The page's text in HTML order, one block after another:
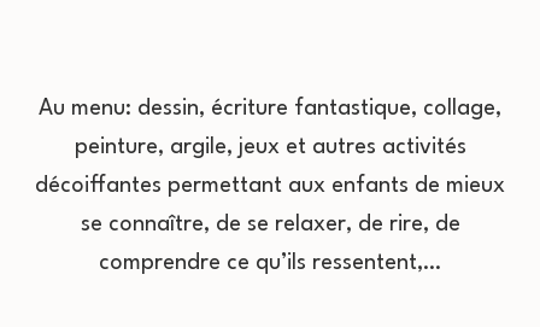
Au menu: dessin, écriture fantastique, collage,
peinture, argile, jeux et autres activités
décoiffantes permettant aux enfants de mieux
se connaître, de se relaxer, de rire, de
comprendre ce qu’ils ressentent,…